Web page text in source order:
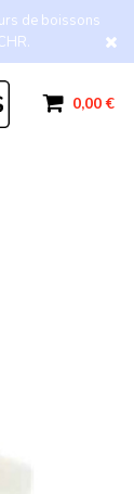
de boissons
0,00 €